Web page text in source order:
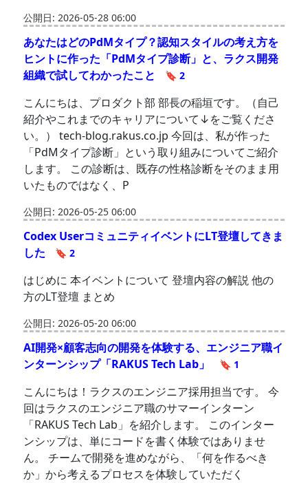
公開日: 2026-05-28 06:00
あなたはどのPdMタイプ？認知スタイルの考え方を
ヒントに作った「PdMタイプ診断」と、ラクス開発
組織で試してわかったこと
🔖 2
こんにちは、プロダクト部 部長の稲垣です。（自己
紹介やこれまでのキャリアについて↓をご覧くださ
い。） tech-blog.rakus.co.jp 今回は、私が作った
「PdMタイプ診断」という取り組みについてご紹介
します。 この診断は、既存の性格診断をそのまま用
いたものではなく、P
公開日: 2026-05-25 06:00
Codex UserコミュニティイベントにLT登壇してきま
した
🔖 2
はじめに 本イベントについて 登壇内容の解説 他の
方のLT登壇 まとめ
公開日: 2026-05-20 06:00
AI開発×顧客志向の開発を体験する、エンジニア職イ
ンターンシップ「RAKUS Tech Lab」
🔖 1
こんにちは！ラクスのエンジニア採用担当です。 今
回はラクスのエンジニア職のサマーインターン
「RAKUS Tech Lab」を紹介します。 このインター
ンシップは、単にコードを書く体験ではありませ
ん。 チームで開発を進めながら、「何を作るべき
か」から考えるプロセスを体験していただく